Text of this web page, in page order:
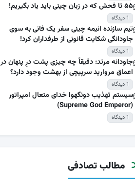
۵۵ تا فحش که در زبان چینی باید یاد بگیریم!
1 دیدگاه
تیم سازنده انیمه چینی سفر یک فانی به سوی
جاودانگی شکایت قانونی از طرفداران کرد!
1 دیدگاه
جاودانه مرتد: دقیقاً چه چیزی پشت درِ پنهان در
اعماق مروارید سرپیچی از بهشت وجود دارد؟
1 دیدگاه
سیستم تهذیب دونگهوا خدای متعال امپراتور
(Supreme God Emperor)
1 دیدگاه
مطالب تصادفی